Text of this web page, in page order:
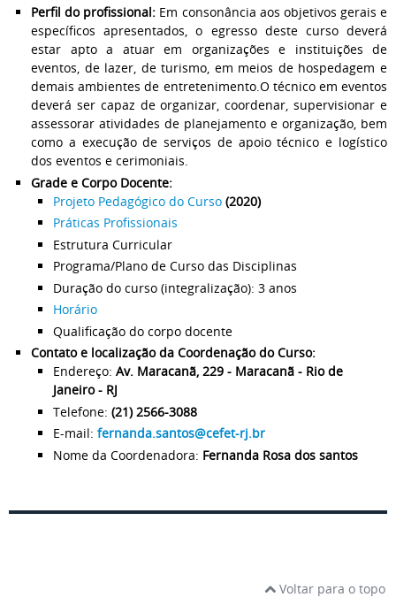
Perfil do profissional: Em consonância aos objetivos gerais e
específicos apresentados, o egresso deste curso deverá
estar apto a atuar em organizações e instituições de
eventos, de lazer, de turismo, em meios de hospedagem e
demais ambientes de entretenimento.O técnico em eventos
deverá ser capaz de organizar, coordenar, supervisionar e
assessorar atividades de planejamento e organização, bem
como a execução de serviços de apoio técnico e logístico
dos eventos e cerimoniais.
Grade e Corpo Docente:
Projeto Pedagógico do Curso (2020)
Práticas Profissionais
Estrutura Curricular
Programa/Plano de Curso das Disciplinas
Duração do curso (integralização): 3 anos
Horário
Qualificação do corpo docente
Contato e localização da Coordenação do Curso:
Endereço: Av. Maracanã, 229 - Maracanã - Rio de
Janeiro - RJ
Telefone: (21) 2566-3088
E-mail: fernanda.santos@cefet-rj.br
Nome da Coordenadora: Fernanda Rosa dos santos
Voltar para o topo